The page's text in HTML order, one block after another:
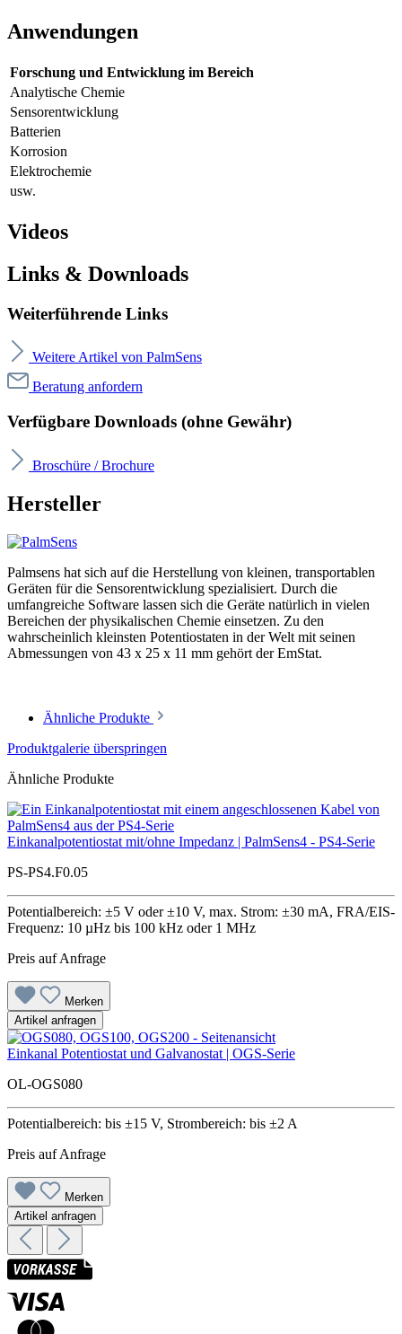
Anwendungen
Forschung und Entwicklung im Bereich
Analytische Chemie
Sensorentwicklung
Batterien
Korrosion
Elektrochemie
usw.
Videos
Links & Downloads
Weiterführende Links
Weitere Artikel von PalmSens
Beratung anfordern
Verfügbare Downloads (ohne Gewähr)
Broschüre / Brochure
Hersteller
Palmsens hat sich auf die Herstellung von kleinen, transportablen
Geräten für die Sensorentwicklung spezialisiert. Durch die
umfangreiche Software lassen sich die Geräte natürlich in vielen
Bereichen der physikalischen Chemie einsetzen. Zu den
wahrscheinlich kleinsten Potentiostaten in der Welt mit seinen
Abmessungen von 43 x 25 x 11 mm gehört der EmStat.
Ähnliche Produkte
Produktgalerie überspringen
Ähnliche Produkte
Einkanalpotentiostat mit/ohne Impedanz | PalmSens4 - PS4-Serie
PS-PS4.F0.05
Potentialbereich: ±5 V oder ±10 V, max. Strom: ±30 mA, FRA/EIS-
Frequenz: 10 µHz bis 100 kHz oder 1 MHz
Preis auf Anfrage
Merken
Artikel anfragen
Einkanal Potentiostat und Galvanostat | OGS-Serie
OL-OGS080
Potentialbereich: bis ±15 V, Strombereich: bis ±2 A
Preis auf Anfrage
Merken
Artikel anfragen